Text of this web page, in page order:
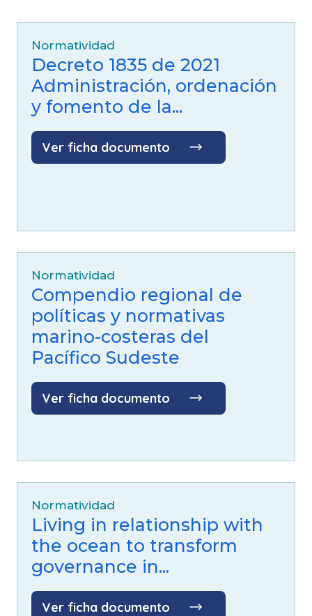
Especies mencionadas:
Categoría Blue Five: Tiburones
Normatividad
Decreto 1835 de 2021
Administración, ordenación
y fomento de la...
Ver ficha documento
Normatividad
Compendio regional de
políticas y normativas
marino-costeras del
Pacífico Sudeste
Ver ficha documento
Normatividad
Living in relationship with
the ocean to transform
governance in...
Ver ficha documento